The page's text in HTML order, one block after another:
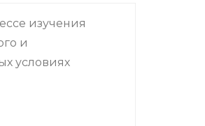
изучения
и
условиях